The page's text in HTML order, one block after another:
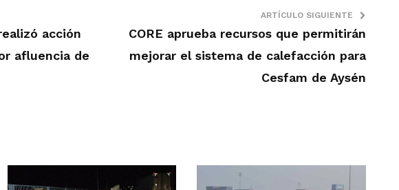
acción
afluencia de
ARTÍCULO SIGUIENTE
CORE aprueba recursos que permitirán
mejorar el sistema de calefacción para
Cesfam de Aysén